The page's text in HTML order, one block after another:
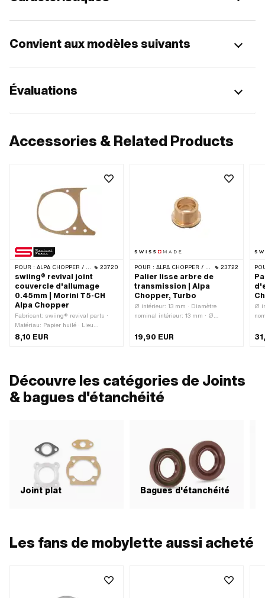
Convient aux modèles suivants
Évaluations
Accessories & Related Products
POUR : ALPA CHOPPER / TURBO 23720
swiing® revival joint
couvercle d'allumage
0.45mm | Morini T5-CH
Alpa Chopper
Fabricant: swiing® revival parts ·
Matériau: Papier huilé · Lieu
d'utilisation: Couvercle d'allumage ·
Épaisseur: 0.45 mm
8,10 EUR
POUR : ALPA CHOPPER / TURBO 23722
Palier lisse arbre de
transmission | Alpa
Chopper, Turbo
Ø intérieur: 13 mm · Diamètre
nominal intérieur: 13 mm · Ø
mm · Hauteur totale: 13.1 mm ·
Fabricant: Fabriqué en Suisse ·
19,90 EUR
Ø
Découvre les catégories de Joints
& bagues d'étanchéité
Joint plat Bagues d'étanchéité
Les fans de mobylette aussi acheté